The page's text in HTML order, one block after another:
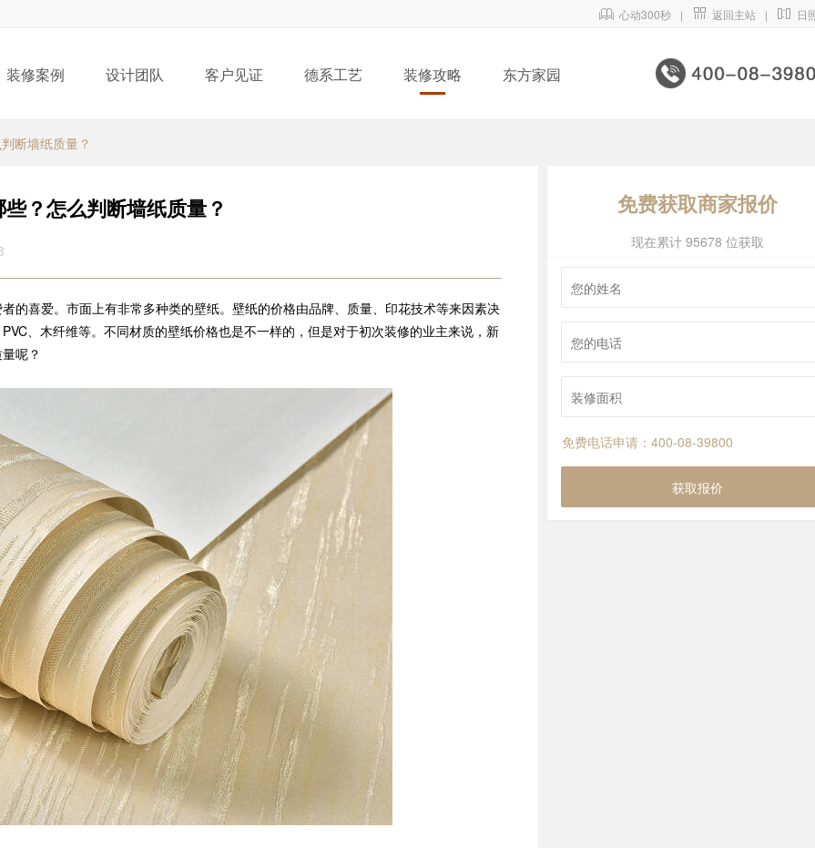
 心动300秒 |  返回主站 |  日
装修案例 设计团队 客户见证 德系工艺 装修攻略 东方家园
断墙纸质量？
？怎么判断墙纸质量？
的喜爱。市面上有非常多种类的壁纸。壁纸的价格由品牌、质量、印花技术等来因素决
、木纤维等。不同材质的壁纸价格也是不一样的，但是对于初次装修的业主来说，新
呢？
免费获取商家报价
现在累计 95678 位获取
免费电话申请：400-08-39800
获取报价